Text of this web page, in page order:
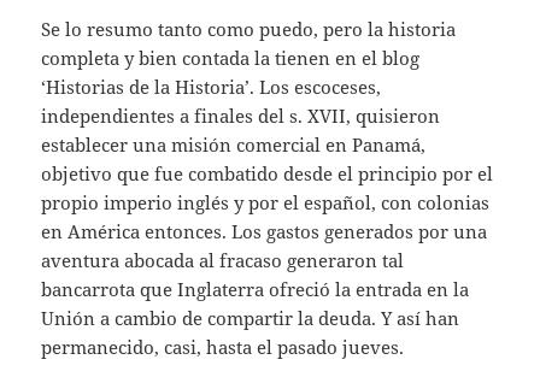
Se lo resumo tanto como puedo, pero la historia
completa y bien contada la tienen en el blog
‘Historias de la Historia’. Los escoceses,
independientes a finales del s. XVII, quisieron
establecer una misión comercial en Panamá,
objetivo que fue combatido desde el principio por el
propio imperio inglés y por el español, con colonias
en América entonces. Los gastos generados por una
aventura abocada al fracaso generaron tal
bancarrota que Inglaterra ofreció la entrada en la
Unión a cambio de compartir la deuda. Y así han
permanecido, casi, hasta el pasado jueves.